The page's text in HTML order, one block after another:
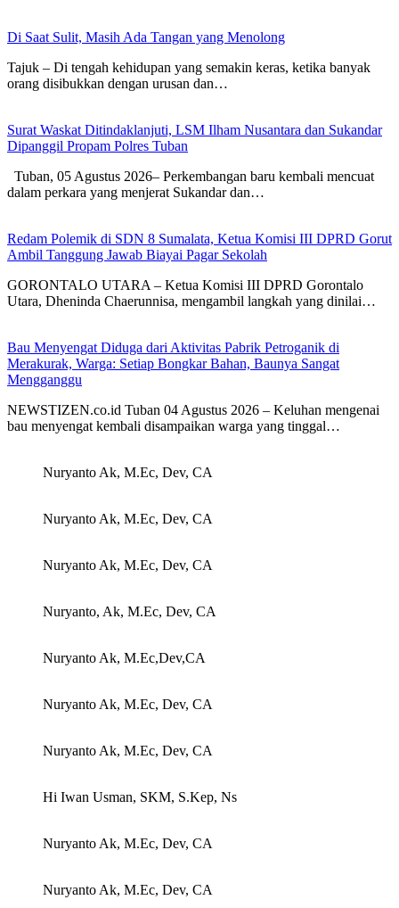
Di Saat Sulit, Masih Ada Tangan yang Menolong
Tajuk – Di tengah kehidupan yang semakin keras, ketika banyak
orang disibukkan dengan urusan dan…
Surat Waskat Ditindaklanjuti, LSM Ilham Nusantara dan Sukandar
Dipanggil Propam Polres Tuban
Tuban, 05 Agustus 2026– Perkembangan baru kembali mencuat
dalam perkara yang menjerat Sukandar dan…
Redam Polemik di SDN 8 Sumalata, Ketua Komisi III DPRD Gorut
Ambil Tanggung Jawab Biayai Pagar Sekolah
GORONTALO UTARA – Ketua Komisi III DPRD Gorontalo
Utara, Dheninda Chaerunnisa, mengambil langkah yang dinilai…
Bau Menyengat Diduga dari Aktivitas Pabrik Petroganik di
Merakurak, Warga: Setiap Bongkar Bahan, Baunya Sangat
Mengganggu
NEWSTIZEN.co.id Tuban 04 Agustus 2026 – Keluhan mengenai
bau menyengat kembali disampaikan warga yang tinggal…
Nuryanto Ak, M.Ec, Dev, CA
Nuryanto Ak, M.Ec, Dev, CA
Nuryanto Ak, M.Ec, Dev, CA
Nuryanto, Ak, M.Ec, Dev, CA
Nuryanto Ak, M.Ec,Dev,CA
Nuryanto Ak, M.Ec, Dev, CA
Nuryanto Ak, M.Ec, Dev, CA
Hi Iwan Usman, SKM, S.Kep, Ns
Nuryanto Ak, M.Ec, Dev, CA
Nuryanto Ak, M.Ec, Dev, CA